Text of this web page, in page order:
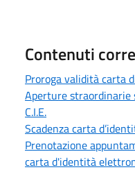
Contenuti
Proroga validità carta
Aperture straordinarie
C.I.E.
Scadenza carta
Prenotazione
carta d'identità